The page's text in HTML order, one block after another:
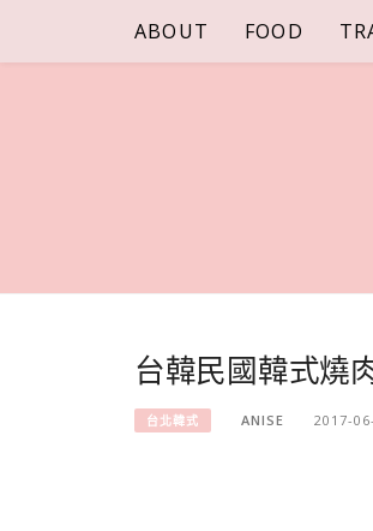
content
ABOUT FOOD
台韓民國韓式燒
台北韓式 ANISE 2017-